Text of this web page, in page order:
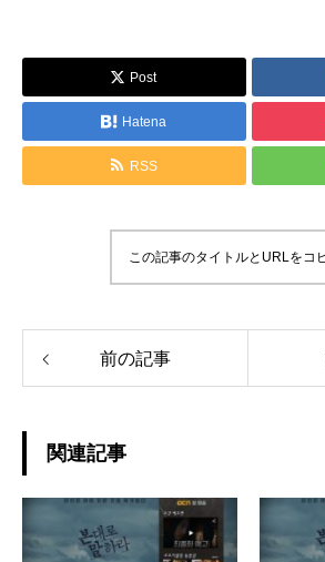
Post
Hatena
RSS
この記事のタイトルとURLをコ
前の記事
関連記事